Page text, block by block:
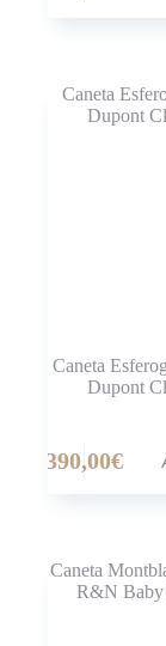
Caneta
Dupont
390,00€